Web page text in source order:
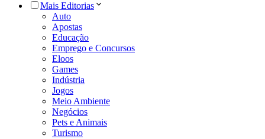
Mais Editorias
Auto
Apostas
Educação
Emprego e Concursos
Eloos
Games
Indústria
Jogos
Meio Ambiente
Negócios
Pets e Animais
Turismo